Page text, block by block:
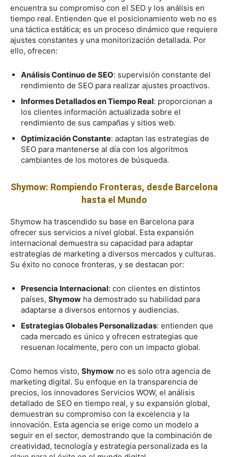
encuentra su compromiso con el SEO y los análisis en
tiempo real. Entienden que el posicionamiento web no es
una táctica estática; es un proceso dinámico que requiere
ajustes constantes y una monitorización detallada. Por
ello, ofrecen:
Análisis Continuo de SEO: supervisión constante del
rendimiento de SEO para realizar ajustes proactivos.
Informes Detallados en Tiempo Real: proporcionan a
los clientes información actualizada sobre el
rendimiento de sus campañas y sitios web.
Optimización Constante: adaptan las estrategias de
SEO para mantenerse al día con los algoritmos
cambiantes de los motores de búsqueda.
Shymow: Rompiendo Fronteras, desde Barcelona
hasta el Mundo
Shymow ha trascendido su base en Barcelona para
ofrecer sus servicios a nivel global. Esta expansión
internacional demuestra su capacidad para adaptar
estrategias de marketing a diversos mercados y culturas.
Su éxito no conoce fronteras, y se destacan por:
Presencia Internacional: con clientes en distintos
países, Shymow ha demostrado su habilidad para
adaptarse a diversos entornos y audiencias.
Estrategias Globales Personalizadas: entienden que
cada mercado es único y ofrecen estrategias que
resuenan localmente, pero con un impacto global.
Como hemos visto, Shymow no es solo otra agencia de
marketing digital. Su enfoque en la transparencia de
precios, los innovadores Servicios WOW, el análisis
detallado de SEO en tiempo real, y su expansión global,
demuestran su compromiso con la excelencia y la
innovación. Esta agencia se erige como un modelo a
seguir en el sector, demostrando que la combinación de
creatividad, tecnología y estrategia personalizada es la